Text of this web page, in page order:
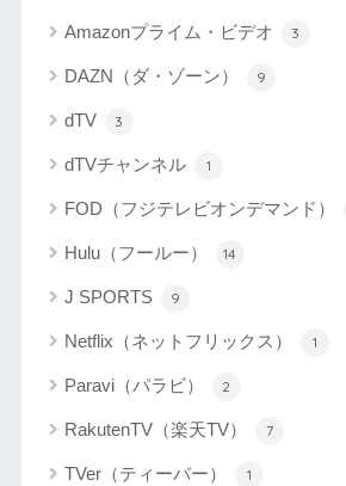
Amazonプライム・ビデオ 3
DAZN（ダ・ゾーン） 9
dTV 3
dTVチャンネル 1
FOD（フジテレビオンデマンド）
Hulu（フールー） 14
J SPORTS 9
Netflix（ネットフリックス） 1
Paravi（パラビ） 2
RakutenTV（楽天TV） 7
TVer（ティーバー） 1